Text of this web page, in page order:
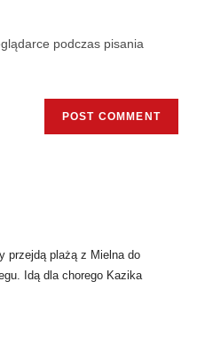
podczas pisania
przejdą plażą z Mielna do
Idą dla chorego Kazika